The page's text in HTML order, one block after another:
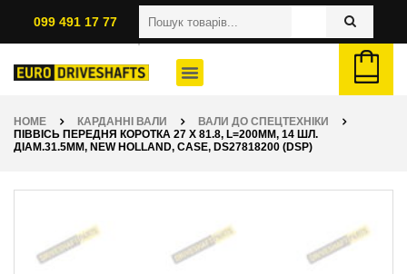
099 491 17 77
HOME КАРДАННІ ВАЛИ
ВАЛИ ДО СПЕЦТЕХНІКИ
ПІВВІСЬ ПЕРЕДНЯ КОРОТКА 27 X 81.8, L=200ММ, 14 ШЛ.
ДІАМ.31.5ММ, NEW HOLLAND, CASE, DS27818200 (DSP)